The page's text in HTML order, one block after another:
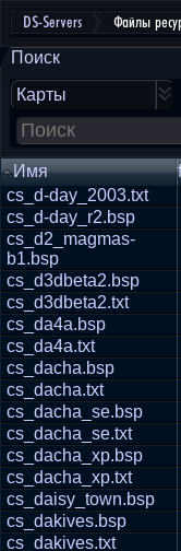
DS-Servers Файлы
Поиск
Карты
Имя
cs_d-day_2003.txt
cs_d-day_r2.bsp
cs_d2_magmas-
b1.bsp
cs_d3dbeta2.bsp
cs_d3dbeta2.txt
cs_da4a.bsp
cs_da4a.txt
cs_dacha.bsp
cs_dacha.txt
cs_dacha_se.bsp
cs_dacha_se.txt
cs_dacha_xp.bsp
cs_dacha_xp.txt
cs_daisy_town.bsp
cs_dakives.bsp
cs_dakives.txt